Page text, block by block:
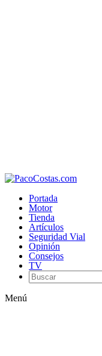
Portada
Motor
Tienda
Artículos
Seguridad Vial
Opinión
Consejos
TV
Menú